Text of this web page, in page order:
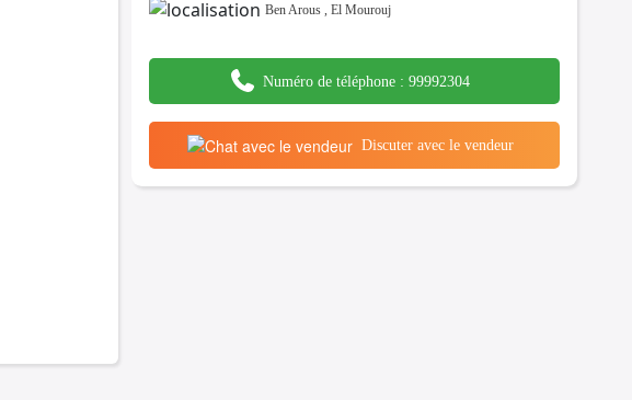
Ben Arous ,El Mourouj
Numéro de téléphone : 99992304
Discuter avec le vendeur